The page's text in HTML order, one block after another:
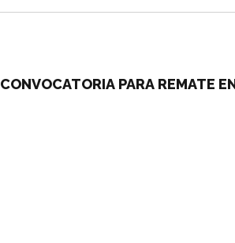
CONVOCATORIA PARA REMATE